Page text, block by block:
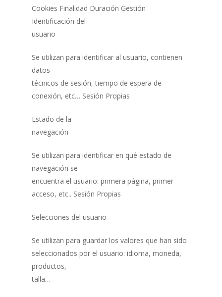
Cookies Finalidad Duración Gestión
Identificación del
usuario
Se utilizan para identificar al usuario, contienen
datos
técnicos de sesión, tiempo de espera de
conexión, etc… Sesión Propias
Estado de la
navegación
Se utilizan para identificar en qué estado de
navegación se
encuentra el usuario: primera página, primer
acceso, etc.. Sesión Propias
Selecciones del usuario
Se utilizan para guardar los valores que han sido
seleccionados por el usuario: idioma, moneda,
productos,
talla…